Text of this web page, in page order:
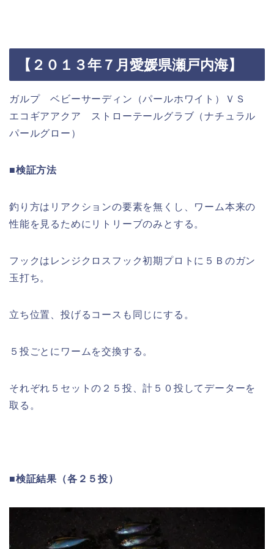
【２０１３年７月愛媛県瀬戸内海】
ガルプ ベビーサーディン（パールホワイト）ＶＳ
エコギアアクア ストローテールグラブ（ナチュラル
パールグロー）
■検証方法
釣り方はリアクションの要素を無くし、ワーム本来の
性能を見るためにリトリーブのみとする。
フックはレンジクロスフック初期プロトに５Ｂのガン
玉打ち。
立ち位置、投げるコースも同じにする。
５投ごとにワームを交換する。
それぞれ５セットの２５投、計５０投してデーターを
取る。
■検証結果（各２５投）